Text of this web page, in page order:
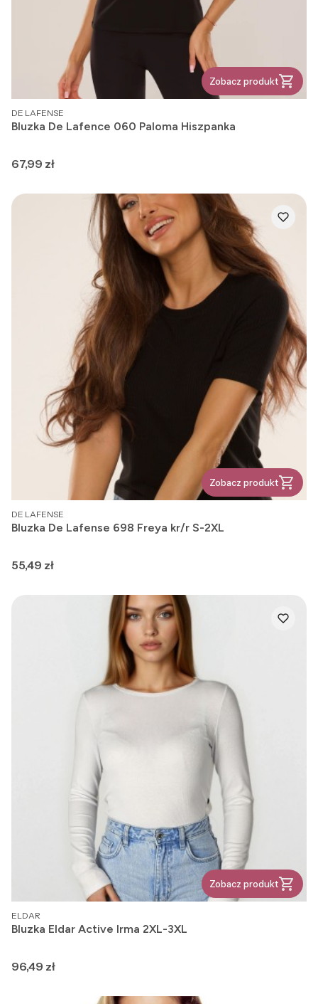
Zobacz produkt
PRODUCENT
DE LAFENSE
Bluzka De Lafence 060 Paloma Hiszpanka
Cena
67,99 zł
Zobacz produkt
PRODUCENT
DE LAFENSE
Bluzka De Lafense 698 Freya kr/r S-2XL
Cena
55,49 zł
Zobacz produkt
PRODUCENT
ELDAR
Bluzka Eldar Active Irma 2XL-3XL
Cena
96,49 zł